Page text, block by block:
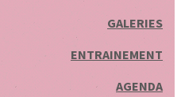
GALERIES
ENTRAINEMENT
AGENDA